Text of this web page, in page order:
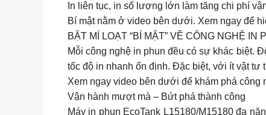
In liên tục, in số lượng lớn làm tăng chi phí
Bí mật nằm ở video bên dưới. Xem ngay để
BẬT MÍ LOẠT “BÍ MẬT” VỀ CÔNG NGHỆ IN
Mỗi công nghệ in phun đều có sự khác biệt.
tốc độ in nhanh ổn định. Đặc biệt, với ít vật tư
Xem ngay video bên dưới để khám phá
Vận hành mượt mà – Bứt phá thành công
Máy in phun EcoTank L15180/M15180 đa